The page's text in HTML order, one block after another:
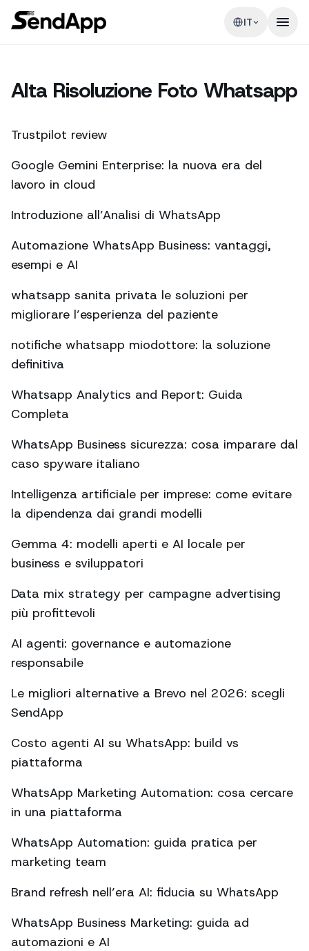
IT
Alta Risoluzione Foto Whatsapp
Trustpilot review
Google Gemini Enterprise: la nuova era del
lavoro in cloud
Introduzione all’Analisi di WhatsApp
Automazione WhatsApp Business: vantaggi,
esempi e AI
whatsapp sanita privata le soluzioni per
migliorare l’esperienza del paziente
notifiche whatsapp miodottore: la soluzione
definitiva
Whatsapp Analytics and Report: Guida
Completa
WhatsApp Business sicurezza: cosa imparare dal
caso spyware italiano
Intelligenza artificiale per imprese: come evitare
la dipendenza dai grandi modelli
Gemma 4: modelli aperti e AI locale per
business e sviluppatori
Data mix strategy per campagne advertising
più profittevoli
AI agenti: governance e automazione
responsabile
Le migliori alternative a Brevo nel 2026: scegli
SendApp
Costo agenti AI su WhatsApp: build vs
piattaforma
WhatsApp Marketing Automation: cosa cercare
in una piattaforma
WhatsApp Automation: guida pratica per
marketing team
Brand refresh nell’era AI: fiducia su WhatsApp
WhatsApp Business Marketing: guida ad
automazioni e AI